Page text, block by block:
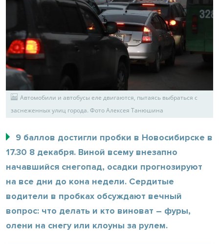
Автомобили и автобусы еле двигаются, пытаясь выбраться с
заснеженных улиц города. Фото Алексея Танюшина
9 баллов достигли пробки в Новосибирске в
17.30 8 декабря. Виной всему внезапно
начавшийся снегопад, осадки прогнозируют
на все дни до кона недели. Сердитые
водители в пробках обсуждают вечный
вопрос: что делать и кто виноват – фуры,
олени на снегу или клоуны за рулем.